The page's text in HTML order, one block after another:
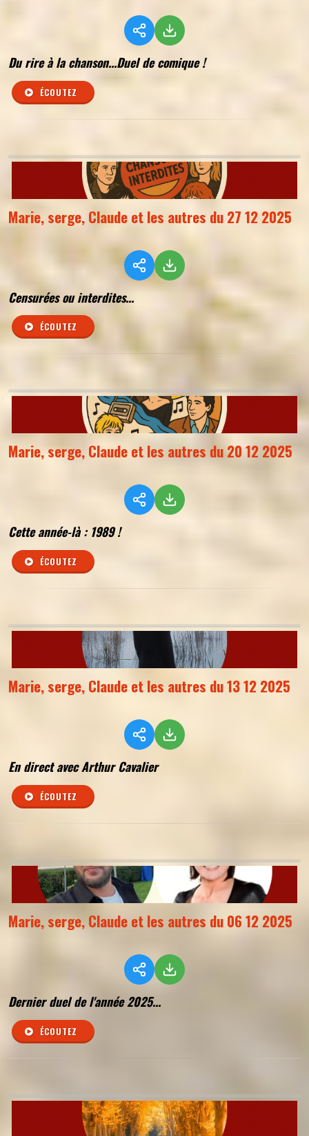
Du rire à la chanson...Duel de comique !
ÉCOUTEZ
Marie, serge, Claude et les autres du 27 12 2025
Censurées ou interdites...
ÉCOUTEZ
Marie, serge, Claude et les autres du 20 12 2025
Cette année-là : 1989 !
ÉCOUTEZ
Marie, serge, Claude et les autres du 13 12 2025
En direct avec Arthur Cavalier
ÉCOUTEZ
Marie, serge, Claude et les autres du 06 12 2025
Dernier duel de l'année 2025...
ÉCOUTEZ